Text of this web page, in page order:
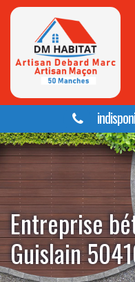
Entreprise
Guislain